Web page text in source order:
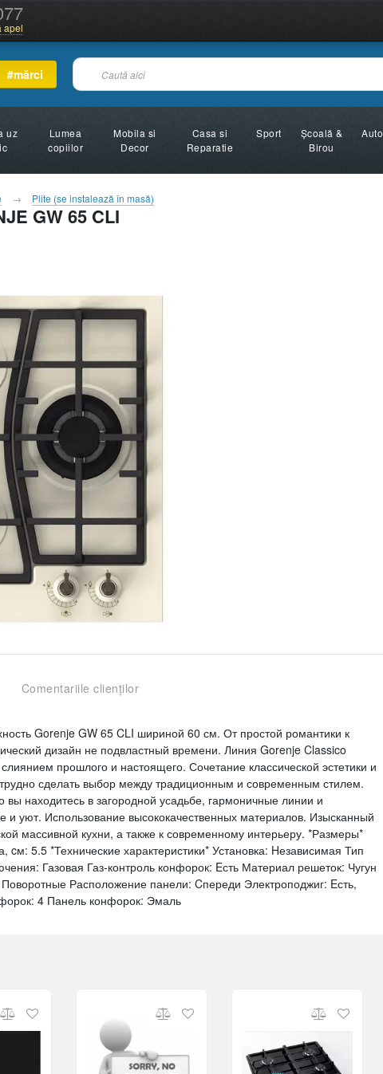
apel
#mărci
uz
Lumea
copiilor
Mobila si
Decor
Casa si
Reparatie
Sport
Şcoală &
Birou
Auto
Plite (se instalează în masă)
GW 65 CLI
Comentariile clienților
Gorenje GW 65 CLI шириной 60 см. От простой романтики к
дизайн не подвластный времени. Линия Gorenje Classico
прошлого и настоящего. Сочетание классической эстетики и
сделать выбор между традиционным и современным стилем.
вы находитесь в загородной усадьбе, гармоничные линии и
и уют. Использование высококачественных материалов. Изысканный
массивной кухни, а также к современному интерьеру. *Размеры*
5.5 *Технические характеристики* Установка: Hезависимая Тип
Газовая Газ-контроль конфорок: Eсть Материал решеток: Чугун
Расположение панели: Cпереди Электроподжиг: Eсть,
4 Панель конфорок: Эмаль